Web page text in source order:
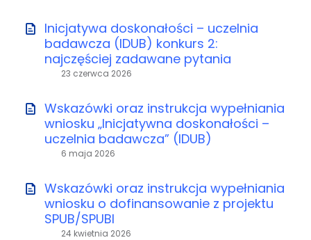
Inicjatywa doskonałości – uczelnia
badawcza (IDUB) konkurs 2:
najczęściej zadawane pytania
23 czerwca 2026
Wskazówki oraz instrukcja wypełniania
wniosku „Inicjatywna doskonałości –
uczelnia badawcza” (IDUB)
6 maja 2026
Wskazówki oraz instrukcja wypełniania
wniosku o dofinansowanie z projektu
SPUB/SPUBI
24 kwietnia 2026